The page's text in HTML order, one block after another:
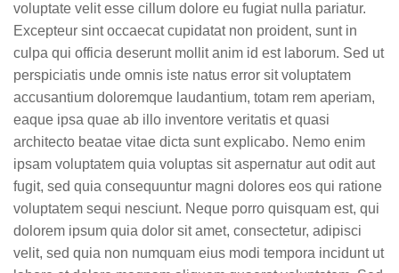
voluptate velit esse cillum dolore eu fugiat nulla pariatur.
Excepteur sint occaecat cupidatat non proident, sunt in
culpa qui officia deserunt mollit anim id est laborum. Sed ut
perspiciatis unde omnis iste natus error sit voluptatem
accusantium doloremque laudantium, totam rem aperiam,
eaque ipsa quae ab illo inventore veritatis et quasi
architecto beatae vitae dicta sunt explicabo. Nemo enim
ipsam voluptatem quia voluptas sit aspernatur aut odit aut
fugit, sed quia consequuntur magni dolores eos qui ratione
voluptatem sequi nesciunt. Neque porro quisquam est, qui
dolorem ipsum quia dolor sit amet, consectetur, adipisci
velit, sed quia non numquam eius modi tempora incidunt ut